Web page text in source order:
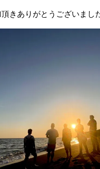
きありがとうございまし